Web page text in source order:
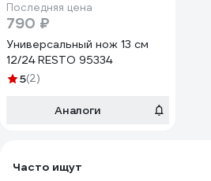
Последняя цена
790 ₽
Универсальный нож 13 см
12/24 RESTO 95334
5(2)
Аналоги
Часто ищут